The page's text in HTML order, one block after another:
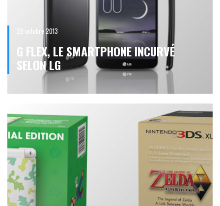
29 octobre 2013
G FLEX, LE SMARTPHONE INCURVÉ
SELON LG